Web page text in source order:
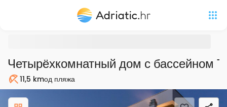
Четырёхкомнатный дом с
Пляж11,5 kmод пляжа